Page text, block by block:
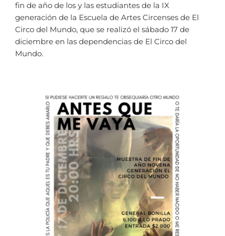
fin de año de los y las estudiantes de la IX
generación de la Escuela de Artes Circenses de El
Circo del Mundo, que se realizó el sábado 17 de
diciembre en las dependencias de El Circo del
Mundo.